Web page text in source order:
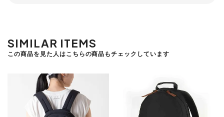
SIMILAR ITEMS
この商品を見た人はこちらの商品もチェックしています